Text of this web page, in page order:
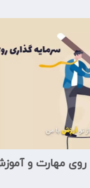
مهارت و